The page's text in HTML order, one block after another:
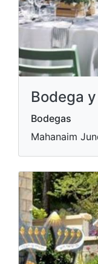
Bodega
Bodegas
Mahanaim